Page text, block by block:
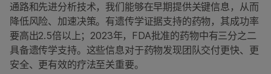
通路和先进分析技术，我们能够在早期提供关键信息，从而
降低风险、加速决策。有遗传学证据支持的药物，其成功率
要高出2.5倍以上；2023年，FDA批准的药物中有三分之二
具备遗传学支持。这些信息对于药物发现团队交付更快、更
安全、更有效的疗法至关重要。